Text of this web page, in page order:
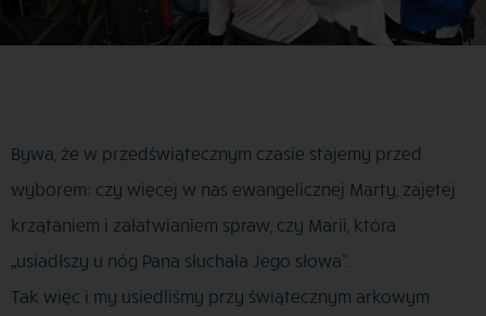
Bywa, że w przedświątecznym czasie stajemy przed
wyborem: czy więcej w nas ewangelicznej Marty, zajętej
krzątaniem i załatwianiem spraw, czy Marii, która
„usiadłszy u nóg Pana słuchała Jego słowa”.
Tak więc i my usiedliśmy przy świątecznym arkowym